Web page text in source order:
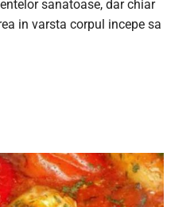
sanatoase, dar chiar
in varsta corpul incepe sa